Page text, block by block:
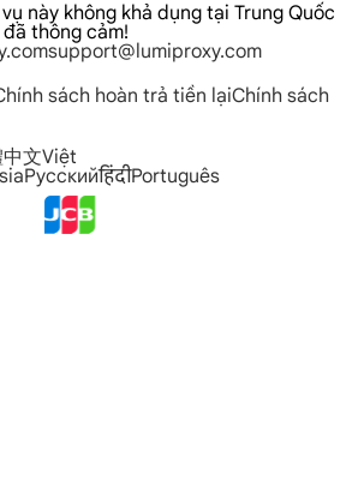
này không khả dụng tại Trung Quốc
thông cảm!
support@lumiproxy.com
sách hoàn trả tiền lạiChính sách
文Việt
РусскийहिंदीPortuguês